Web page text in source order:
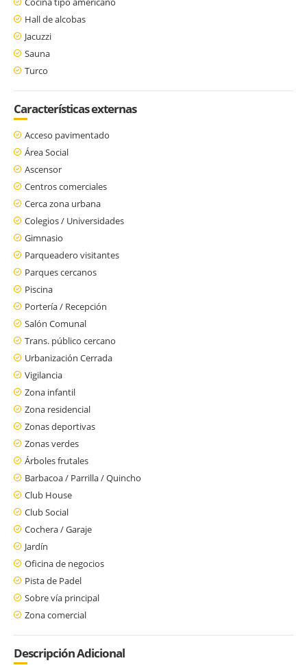
Hall de alcobas
Jacuzzi
Sauna
Turco
Características externas
Acceso pavimentado
Área Social
Ascensor
Centros comerciales
Cerca zona urbana
Colegios / Universidades
Gimnasio
Parqueadero visitantes
Parques cercanos
Piscina
Portería / Recepción
Salón Comunal
Trans. público cercano
Urbanización Cerrada
Vigilancia
Zona infantil
Zona residencial
Zonas deportivas
Zonas verdes
Árboles frutales
Barbacoa / Parrilla / Quincho
Club House
Club Social
Cochera / Garaje
Jardín
Oficina de negocios
Pista de Padel
Sobre vía principal
Zona comercial
Descripción Adicional